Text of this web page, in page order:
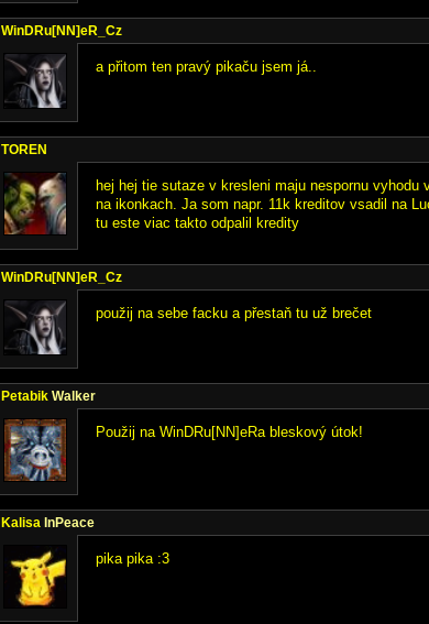
WinDRu[NN]eR_Cz
a přitom ten pravý pikaču jsem já..
TOREN
hej hej tie sutaze v kresleni maju nespornu
na ikonkach. Ja som napr. 11k kreditov vsadil na
tu este viac takto odpalil kredity
WinDRu[NN]eR_Cz
použij na sebe facku a přestaň tu už brečet
Petabik Walker
Použij na WinDRu[NN]eRa bleskový útok!
Kalisa InPeace
pika pika :3